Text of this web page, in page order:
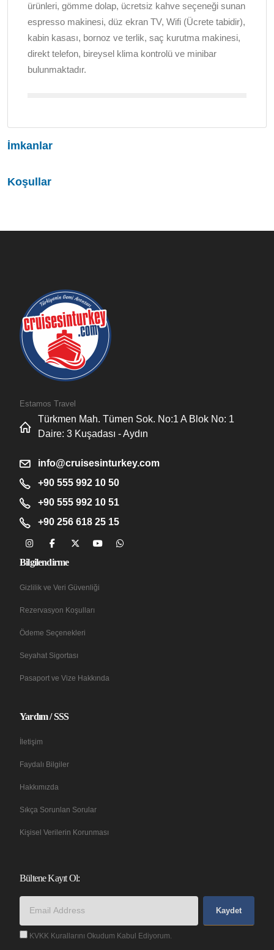
ürünleri, gömme dolap, ücretsiz kahve seçeneği sunan
espresso makinesi, düz ekran TV, Wifi (Ücrete tabidir),
kabin kasası, bornoz ve terlik, saç kurutma makinesi,
direkt telefon, bireysel klima kontrolü ve minibar
bulunmaktadır.
İmkanlar
Koşullar
Estamos Travel
Türkmen Mah. Tümen Sok. No:1 A Blok No: 1
Daire: 3 Kuşadası - Aydın
info@cruisesinturkey.com
+90 555 992 10 50
+90 555 992 10 51
+90 256 618 25 15
Bilgilendirme
Gizlilik ve Veri Güvenliği
Rezervasyon Koşulları
Ödeme Seçenekleri
Seyahat Sigortası
Pasaport ve Vize Hakkında
Yardım / SSS
İletişim
Faydalı Bilgiler
Hakkımızda
Sıkça Sorunlan Sorular
Kişisel Verilerin Korunması
Bültene Kayıt Ol:
Kaydet
KVKK Kurallarını Okudum Kabul Ediyorum.